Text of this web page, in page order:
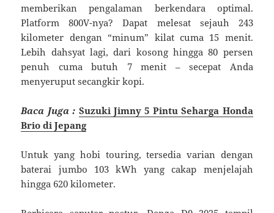
memberikan pengalaman berkendara optimal.
Platform 800V-nya? Dapat melesat sejauh 243
kilometer dengan “minum” kilat cuma 15 menit.
Lebih dahsyat lagi, dari kosong hingga 80 persen
penuh cuma butuh 7 menit – secepat Anda
menyeruput secangkir kopi.
Baca Juga : Suzuki Jimny 5 Pintu Seharga Honda
Brio di Jepang
Untuk yang hobi touring, tersedia varian dengan
baterai jumbo 103 kWh yang cakap menjelajah
hingga 620 kilometer.